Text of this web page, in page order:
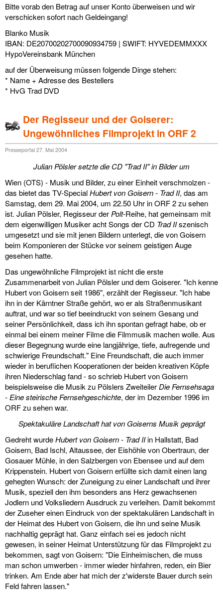
links
media
kontakt
Bitte vorab den Betrag auf unser Konto überweisen und wir
verschicken sofort nach Geldeingang!
Blanko Musik
IBAN: DE20700202700090934759 | SWIFT: HYVEDEMMXXX
HypoVereinsbank München
auf der Überweisung müssen folgende Dinge stehen:
* Name + Adresse des Bestellers
* HvG Trad DVD
Der Regisseur und der Goiserer:
Ungewöhnliches Filmprojekt in ORF 2
Presseportal 27. Mai 2004
Julian Pölsler setzte die CD "Trad II" in Bilder um
Wien (OTS) - Musik und Bilder, zu einer Einheit verschmolzen -
das bietet das TV-SpecialHubert von Goisern - Trad II, das am
Samstag, dem 29. Mai 2004, um 22.50 Uhr in ORF 2 zu sehen
ist. Julian Pölsler, Regisseur derPolt-Reihe, hat gemeinsam mit
dem eigenwilligen Musiker acht Songs der CD Trad IIszenisch
umgesetzt und sie mit jenen Bildern unterlegt, die von Goisern
beim Komponieren der Stücke vor seinem geistigen Auge
gesehen hatte.
Das ungewöhnliche Filmprojekt ist nicht die erste
Zusammenarbeit von Julian Pölsler und dem Goiserer. "Ich kenne
Hubert von Goisern seit 1986", erzählt der Regisseur. "Ich habe
ihn in der Kärntner Straße gehört, wo er als Straßenmusikant
auftrat, und war so tief beeindruckt von seinem Gesang und
seiner Persönlichkeit, dass ich ihn spontan gefragt habe, ob er
einmal bei einem meiner Filme die Filmmusik machen wolle. Aus
dieser Begegnung wurde eine langjährige, tiefe, aufregende und
schwierige Freundschaft." Eine Freundschaft, die auch immer
wieder in beruflichen Kooperationen der beiden kreativen Köpfe
ihren Niederschlag fand - so schrieb Hubert von Goisern
beispielsweise die Musik zu Pölslers ZweiteilerDie Fernsehsaga
- Eine steirische Fernsehgeschichte, der im Dezember 1996 im
ORF zu sehen war.
Spektakuläre Landschaft hat von Goiserns Musik geprägt
Gedreht wurdeHubert von Goisern - Trad IIin Hallstatt, Bad
Goisern, Bad Ischl, Altaussee, der Eishöhle von Obertraun, der
Gosauer Mühle, in den Salzbergen von Ebensee und auf dem
Krippenstein. Hubert von Goisern erfüllte sich damit einen lang
gehegten Wunsch: der Zuneigung zu einer Landschaft und ihrer
Musik, speziell den ihm besonders ans Herz gewachsenen
Jodlern und Volksliedern Ausdruck zu verleihen. Damit bekommt
der Zuseher einen Eindruck von der spektakulären Landschaft in
der Heimat des Hubert von Goisern, die ihn und seine Musik
nachhaltig geprägt hat. Ganz einfach sei es jedoch nicht
gewesen, in seiner Heimat Unterstützung für das Filmprojekt zu
bekommen, sagt von Goisern: "Die Einheimischen, die muss
man schon umwerben - immer wieder hinfahren, reden, ein Bier
trinken. Am Ende aber hat mich der z'widerste Bauer durch sein
Feld fahren lassen."